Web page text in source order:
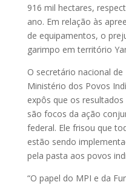
916 mil hectares,
ano. Em relação às
de equipamentos, o
garimpo em território
O secretário nacional
Ministério dos Povos
expôs que os
são focos da ação
federal. Ele frisou que
estão sendo
pela pasta aos povos
“O papel do MPI e da